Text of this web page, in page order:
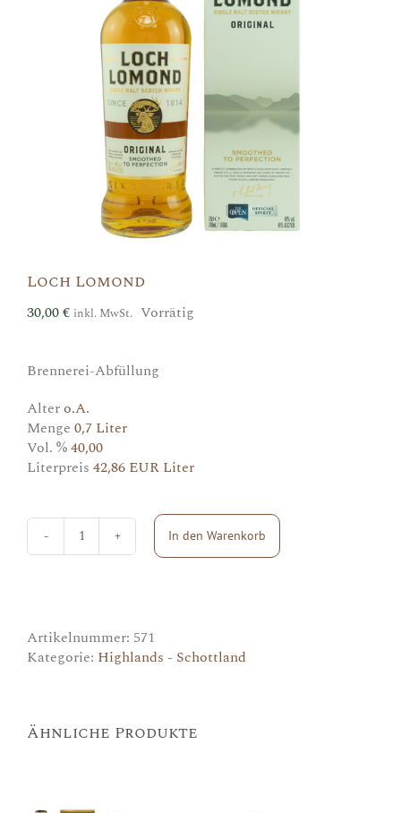
Loch Lomond
30,00€ inkl. MwSt. Vorrätig
Brennerei-Abfüllung
Altero.A.
Menge 0,7 Liter
Vol. %40,00
Literpreis 42,86 EUR Liter
Loch
Lomond
In den Warenkorb
Artikelnummer: 571
Kategorie: Highlands - Schottland
Ähnliche Produkte